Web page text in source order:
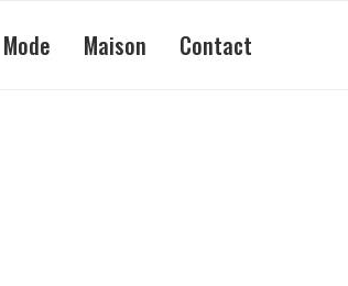
Mode Maison Contact